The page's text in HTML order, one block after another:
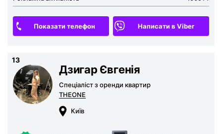
Показати телефон Написати в Viber
13
Дзигар Євгенія
Спеціаліст з оренди квартир
THEONE
Київ